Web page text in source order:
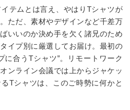
テムとは言え、やはりTシャツが
ただ、素材やデザインなど千差万
いいのか決め手を欠く諸兄のため
イプ別に厳選してお届け。最初の
に合うTシャツ”。リモートワーク
ンライン会議では上からジャケッ
Tシャツは、このご時勢に何かと